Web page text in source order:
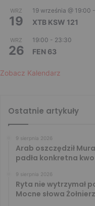
WRZ
19
19 września @ 19:00 -
XTB KSW 121
WRZ
26
19:00 - 23:30
FEN 63
Zobacz Kalendarz
Ostatnie artykuły
9 sierpnia 2026
Arab oszczędził
padła konkretna
9 sierpnia 2026
Ryta nie wytrzymał
Mocne słowa